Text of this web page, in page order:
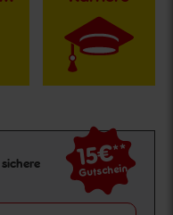
15€**
Gutschein